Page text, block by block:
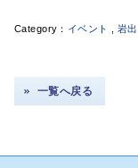
イベント 岩出
一覧へ戻る